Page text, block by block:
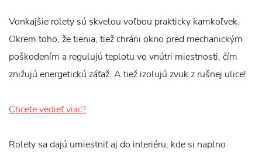
Vonkajšie rolety sú skvelou voľbou prakticky kamkoľvek.
Okrem toho, že tienia, tiež chráni okno pred mechanickým
poškodením a regulujú teplotu vo vnútri miestnosti, čím
znižujú energetickú záťaž. A tiež izolujú zvuk z rušnej ulice!
Chcete vedieť viac?
Rolety sa dajú umiestniť aj do interiéru, kde si naplno